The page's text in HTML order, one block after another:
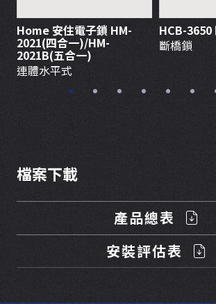
Home 安住電子鎖 HM-
2021(四合一)/HM-
2021B(五合一)
連體水平式
HCB-3650
斷橋鎖
檔案下載
產品總表
安裝評估表